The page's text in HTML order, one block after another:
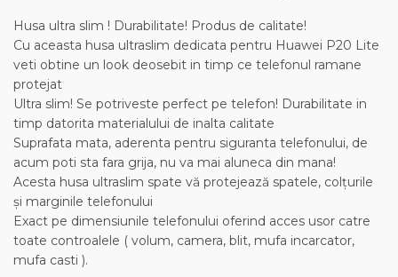
Husa ultra slim ! Durabilitate! Produs de calitate!
Cu aceasta husa ultraslim dedicata pentru Huawei P20 Lite
veti obtine un look deosebit in timp ce telefonul ramane
protejat
Ultra slim! Se potriveste perfect pe telefon! Durabilitate in
timp datorita materialului de inalta calitate
Suprafata mata, aderenta pentru siguranta telefonului, de
acum poti sta fara grija, nu va mai aluneca din mana!
Acesta husa ultraslim spate vă protejează spatele, colţurile
şi marginile telefonului
Exact pe dimensiunile telefonului oferind acces usor catre
toate controalele ( volum, camera, blit, mufa incarcator,
mufa casti ).